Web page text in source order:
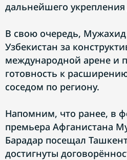
дальнейшего укрепления
В свою очередь,
Узбекистан за
международной арене и
готовность к
соседом по региону.
Напомним, что ранее, в
премьера Афганистана
Барадар посещал
достигнуты